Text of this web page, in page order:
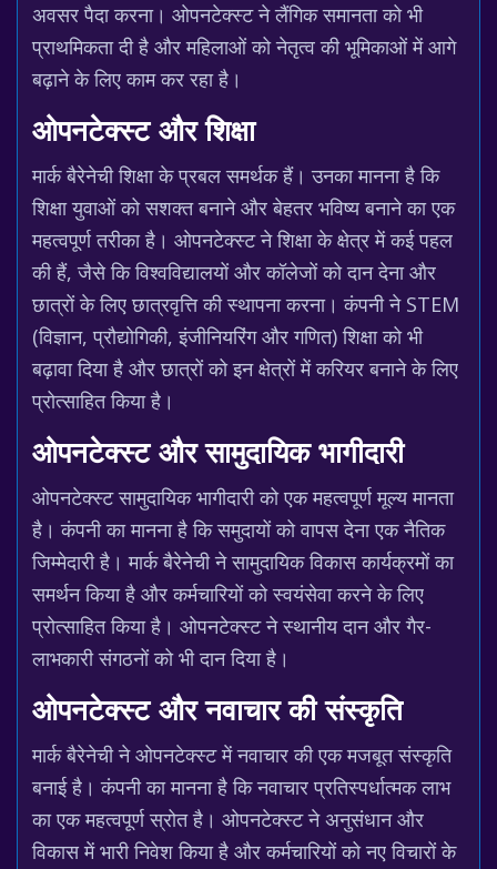
अवसर पैदा करना। ओपनटेक्स्ट ने लैंगिक समानता को भी
प्राथमिकता दी है और महिलाओं को नेतृत्व की भूमिकाओं में आगे
बढ़ाने के लिए काम कर रहा है।
ओपनटेक्स्ट और शिक्षा
मार्क बैरेनेची शिक्षा के प्रबल समर्थक हैं। उनका मानना है कि
शिक्षा युवाओं को सशक्त बनाने और बेहतर भविष्य बनाने का एक
महत्वपूर्ण तरीका है। ओपनटेक्स्ट ने शिक्षा के क्षेत्र में कई पहल
की हैं, जैसे कि विश्वविद्यालयों और कॉलेजों को दान देना और
छात्रों के लिए छात्रवृत्ति की स्थापना करना। कंपनी ने STEM
(विज्ञान, प्रौद्योगिकी, इंजीनियरिंग और गणित) शिक्षा को भी
बढ़ावा दिया है और छात्रों को इन क्षेत्रों में करियर बनाने के लिए
प्रोत्साहित किया है।
ओपनटेक्स्ट और सामुदायिक भागीदारी
ओपनटेक्स्ट सामुदायिक भागीदारी को एक महत्वपूर्ण मूल्य मानता
है। कंपनी का मानना है कि समुदायों को वापस देना एक नैतिक
जिम्मेदारी है। मार्क बैरेनेची ने सामुदायिक विकास कार्यक्रमों का
समर्थन किया है और कर्मचारियों को स्वयंसेवा करने के लिए
प्रोत्साहित किया है। ओपनटेक्स्ट ने स्थानीय दान और गैर-
लाभकारी संगठनों को भी दान दिया है।
ओपनटेक्स्ट और नवाचार की संस्कृति
मार्क बैरेनेची ने ओपनटेक्स्ट में नवाचार की एक मजबूत संस्कृति
बनाई है। कंपनी का मानना है कि नवाचार प्रतिस्पर्धात्मक लाभ
का एक महत्वपूर्ण स्रोत है। ओपनटेक्स्ट ने अनुसंधान और
विकास में भारी निवेश किया है और कर्मचारियों को नए विचारों के